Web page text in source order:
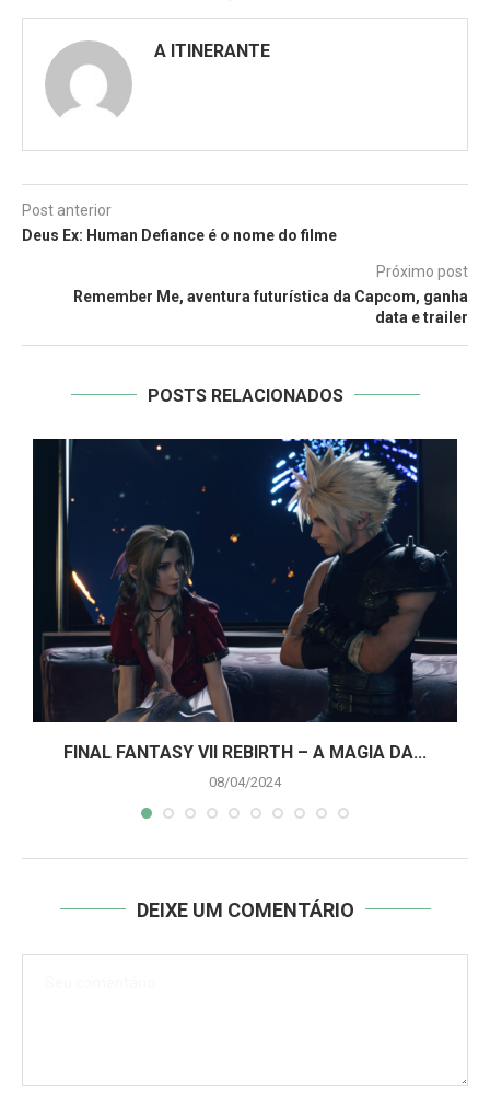
A ITINERANTE
Post anterior
Deus Ex: Human Defiance é o nome do filme
Próximo post
Remember Me, aventura futurística da Capcom, ganha
data e trailer
POSTS RELACIONADOS
FINAL FANTASY VII REBIRTH – A MAGIA DA...
08/04/2024
DEIXE UM COMENTÁRIO